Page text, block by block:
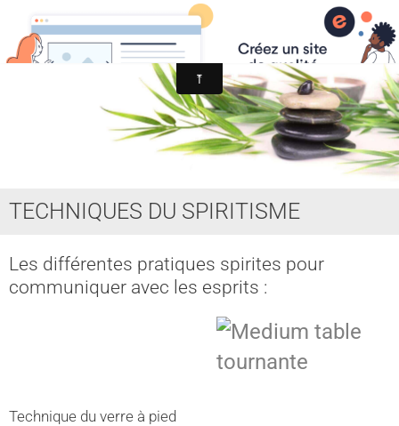
MYST SPIRITISME et ASTRAL
ASTRAL, SPHERES, TERRE
REINCARNATION
CHAKRA - CORPS SUBTILS
TECHNIQUES DU SPIRITISME
Les différentes pratiques spirites pour
communiquer avec les esprits :
Technique du verre à pied